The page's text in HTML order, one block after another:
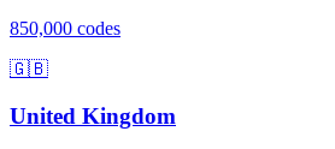
850,000 codes
🇬🇧
United Kingdom